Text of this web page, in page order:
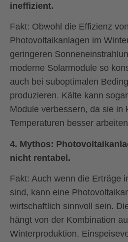
ineffizient.
Fakt: Obwohl die Effizienz von
Photovoltaikanlagen im
geringeren
moderne Solarmodule so
auch bei suboptimalen
produzieren. Kälte kann
Module verbessern, da sie in
Temperaturen besser
4. Mythos:
nicht rentabel.
Fakt: Auch wenn die Erträge
sind, kann eine
wirtschaftlich sinnvoll sein.
hängt von der Kombination
Winterproduktion,